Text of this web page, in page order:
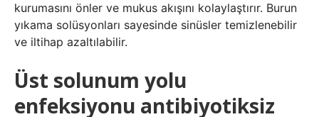
kurumasını önler ve mukus akışını kolaylaştırır. Burun
yıkama solüsyonları sayesinde sinüsler temizlenebilir
ve iltihap azaltılabilir.
Üst solunum yolu
enfeksiyonu antibiyotiksiz